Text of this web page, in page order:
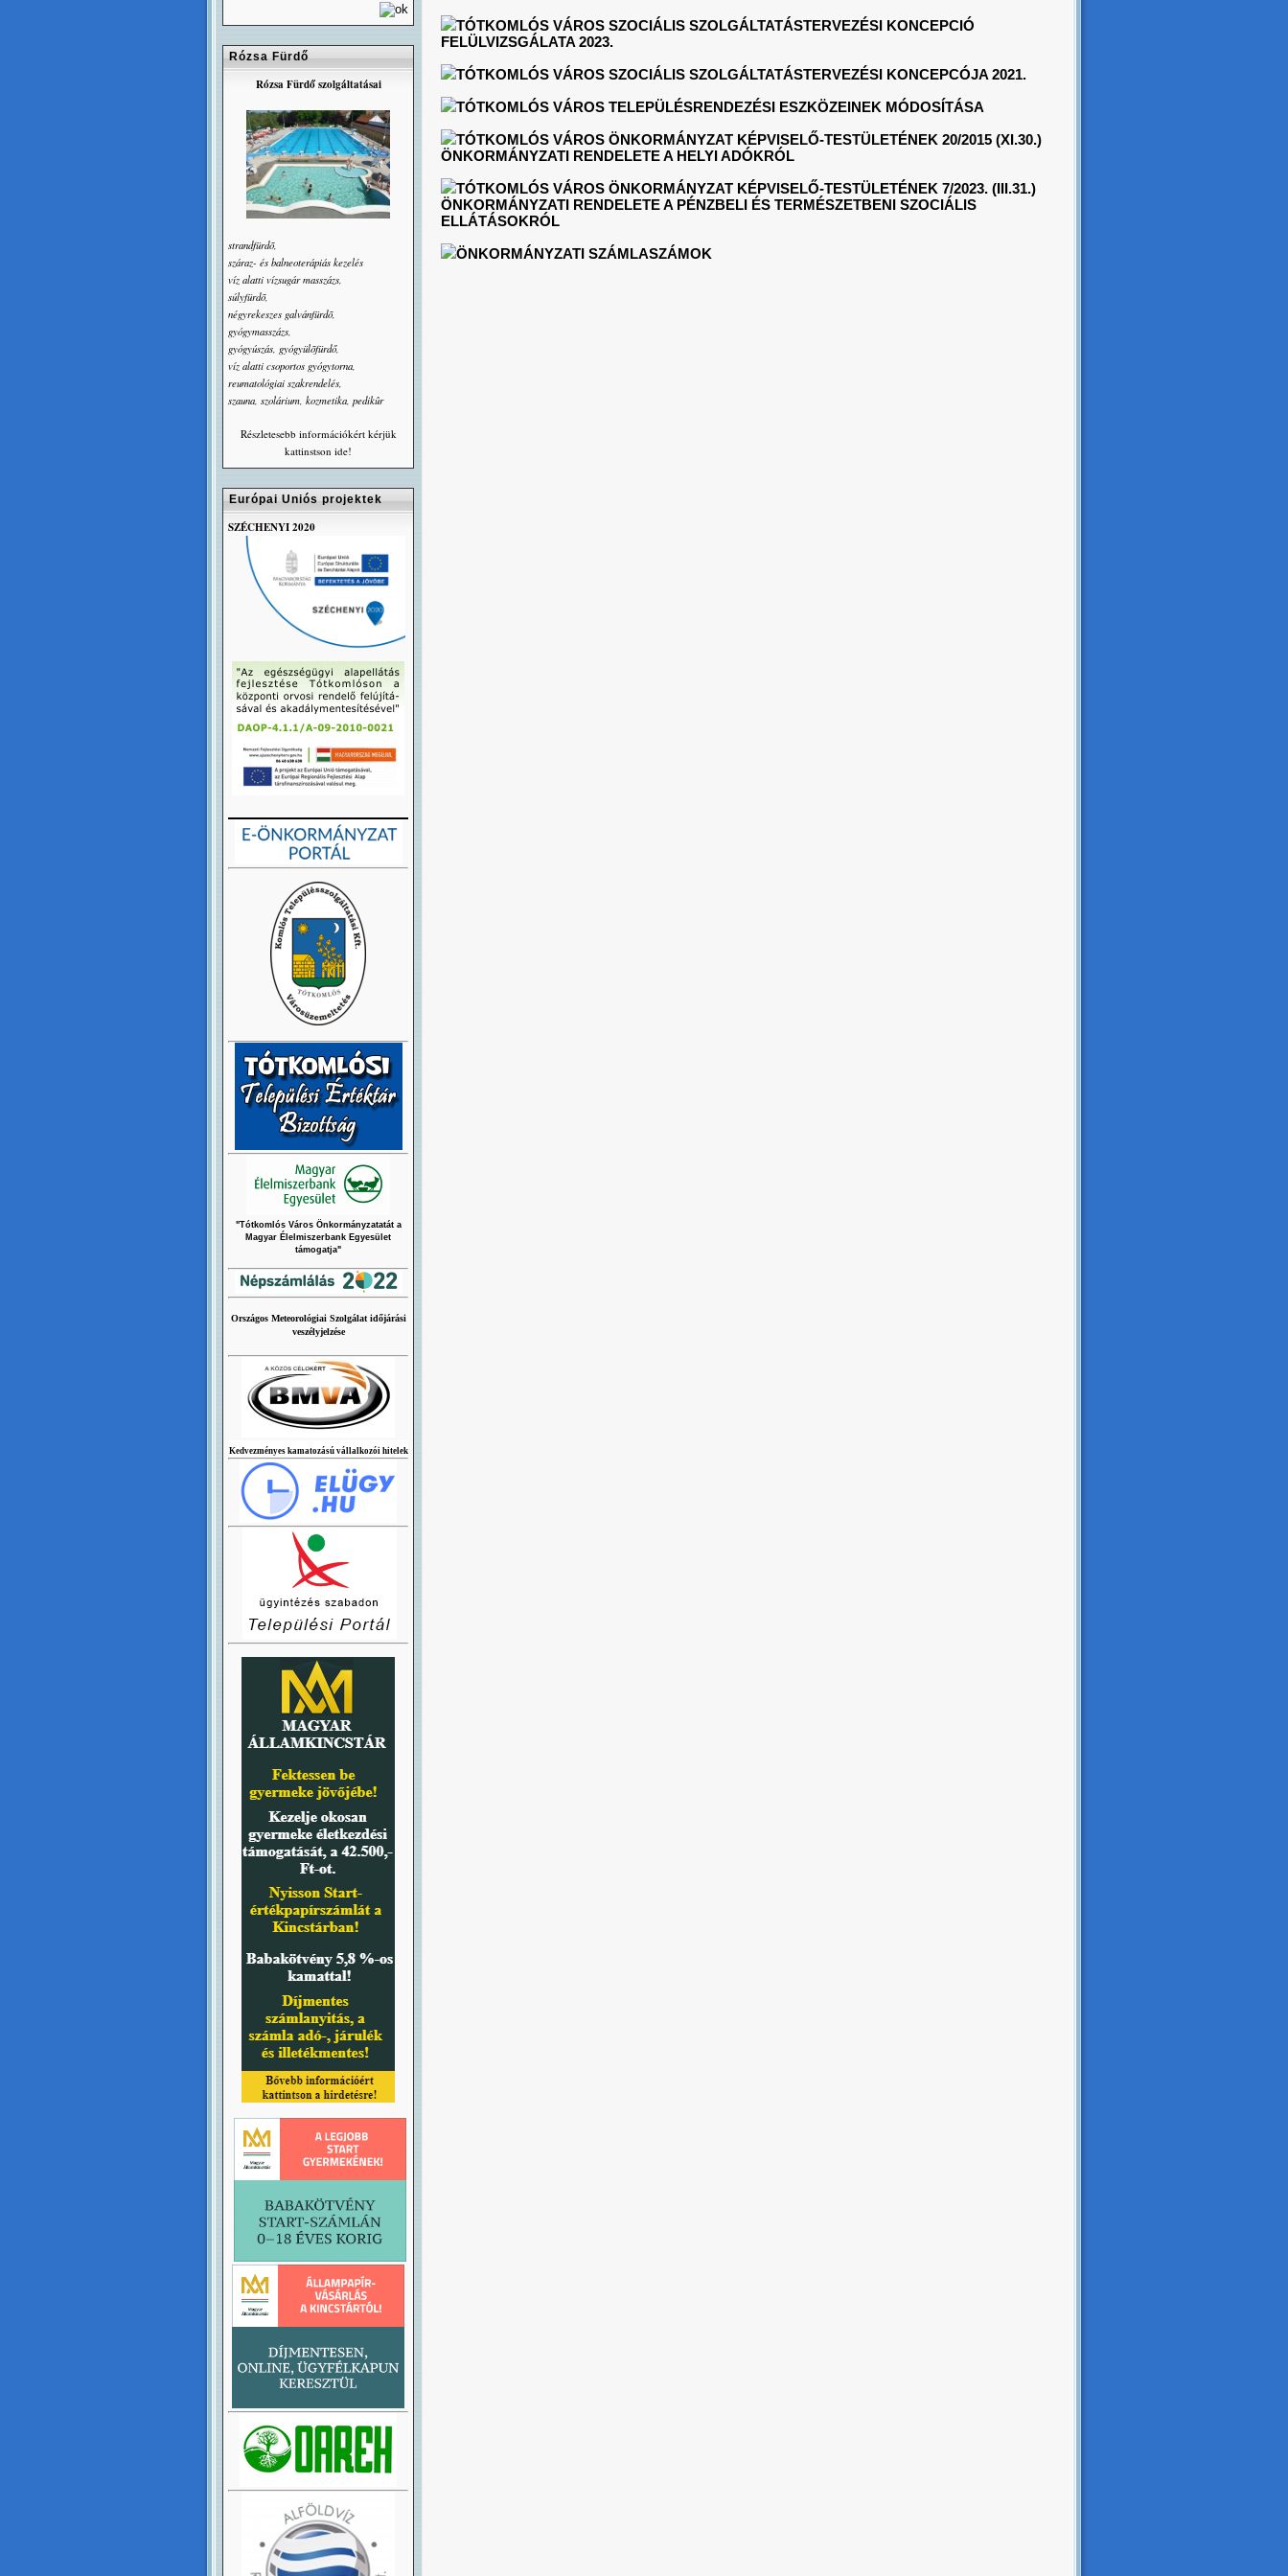
TÓTKOMLÓS VÁROS SZOCIÁLIS SZOLGÁLTATÁSTERVEZÉSI KONCEPCIÓ
FELÜLVIZSGÁLATA 2023.
TÓTKOMLÓS VÁROS SZOCIÁLIS SZOLGÁLTATÁSTERVEZÉSI KONCEPCÓJA 2021.
TÓTKOMLÓS VÁROS TELEPÜLÉSRENDEZÉSI ESZKÖZEINEK MÓDOSÍTÁSA
TÓTKOMLÓS VÁROS ÖNKORMÁNYZAT KÉPVISELŐ-TESTÜLETÉNEK 20/2015 (XI.30.)
ÖNKORMÁNYZATI RENDELETE A HELYI ADÓKRÓL
TÓTKOMLÓS VÁROS ÖNKORMÁNYZAT KÉPVISELŐ-TESTÜLETÉNEK 7/2023. (III.31.)
ÖNKORMÁNYZATI RENDELETE A PÉNZBELI ÉS TERMÉSZETBENI SZOCIÁLIS
ELLÁTÁSOKRÓL
ÖNKORMÁNYZATI SZÁMLASZÁMOK
Rózsa Fürdő
Rózsa Fürdő szolgáltatásai
strandfürdõ,
száraz- és balneoterápiás kezelés
víz alatti vízsugár masszázs,
súlyfürdõ,
négyrekeszes galvánfürdõ,
gyógymasszázs,
gyógyúszás, gyógyülõfürdő,
víz alatti csoportos gyógytorna,
reumatológiai szakrendelés,
szauna, szolárium, kozmetika, pedikûr
Részletesebb információkért kérjük
kattinstson ide!
Európai Uniós projektek
SZÉCHENYI 2020
"Tótkomlós Város Önkormányzatatát a
Magyar Élelmiszerbank Egyesület
támogatja"
Országos Meteorológiai Szolgálat időjárási
veszélyjelzése
Kedvezményes kamatozású vállalkozói hitelek